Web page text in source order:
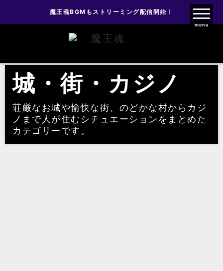
魔王魂ファンクラブ
魔王魂BGMもストリーミング配信開始！
menu
城・街・カジノ
荘厳なお城や愉快な街、のどかな村からカジ
ノまで人が住むシチュエーションをまとめた
カテゴリーです。